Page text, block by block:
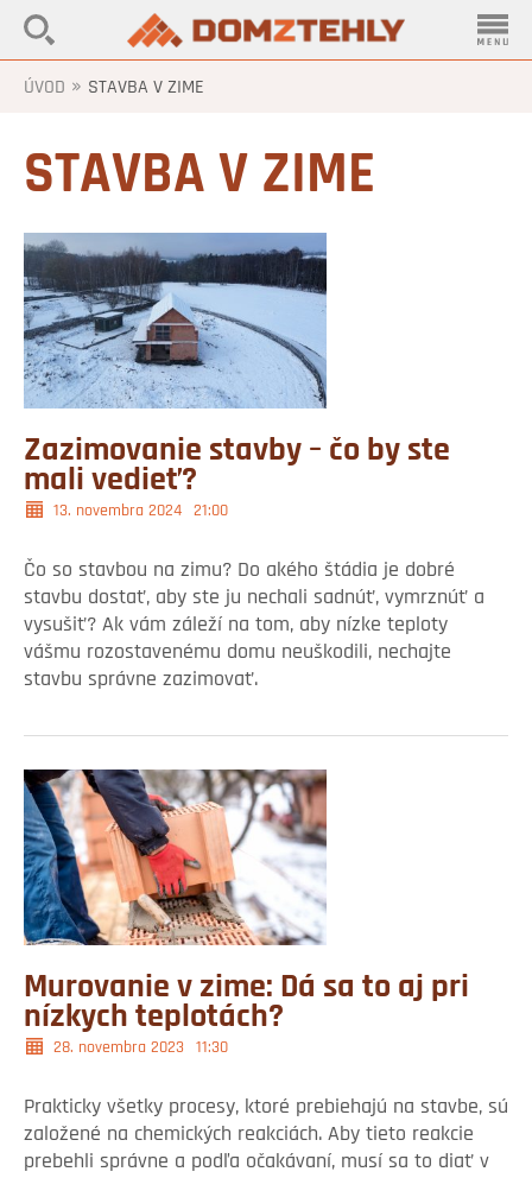
ÚVOD » STAVBA V ZIME
STAVBA V ZIME
Zazimovanie stavby – čo by ste
mali vedieť?
13. novembra 2024 21:00
Čo so stavbou na zimu? Do akého štádia je dobré
stavbu dostať, aby ste ju nechali sadnúť, vymrznúť a
vysušiť? Ak vám záleží na tom, aby nízke teploty
vášmu rozostavenému domu neuškodili, nechajte
stavbu správne zazimovať.
Murovanie v zime: Dá sa to aj pri
nízkych teplotách?
28. novembra 2023 11:30
Prakticky všetky procesy, ktoré prebiehajú na stavbe, sú
založené na chemických reakciách. Aby tieto reakcie
prebehli správne a podľa očakávaní, musí sa to diať v